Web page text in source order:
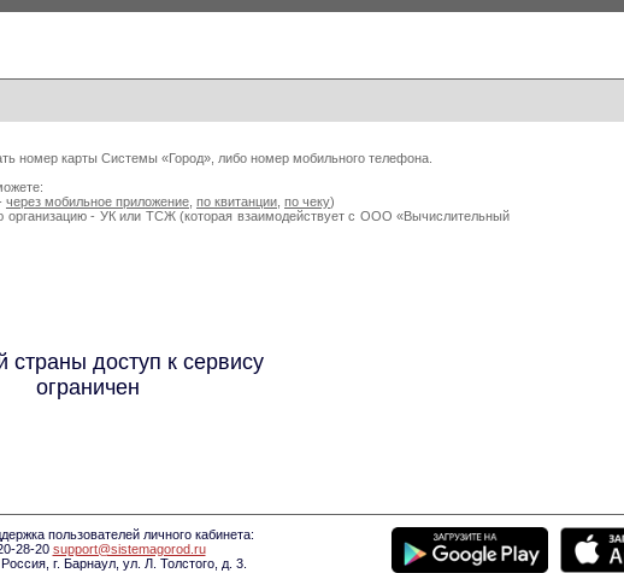
номер карты Системы «Город», либо номер мобильного телефона.
через мобильное приложение по квитанции по чеку)
- УК или ТСЖ (которая взаимодействует с ООО «Вычислительный
страны доступ к сервису
ограничен
пользователей личного кабинета:
28-20 support@sistemagorod.ru
г. Барнаул, ул. Л. Толстого, д. 3.